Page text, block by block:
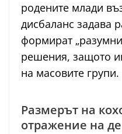
родените млади
дисбаланс задава
формират
решения, защото
на масовите групи.
Размерът на
отражение на